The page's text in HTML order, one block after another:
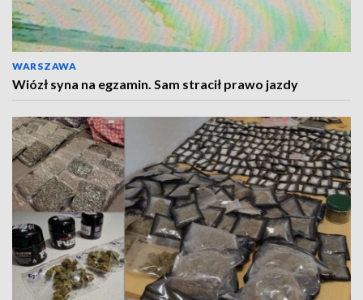
WARSZAWA
Wiózł syna na egzamin. Sam stracił prawo jazdy